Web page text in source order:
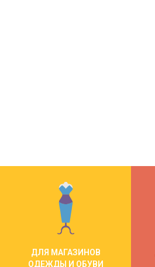
ДЛЯ МАГАЗИНОВ
ОДЕЖДЫ И ОБУВИ